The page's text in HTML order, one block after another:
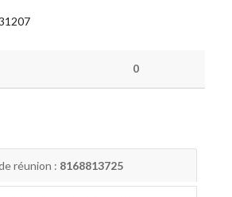
0
réunion : 8168813725